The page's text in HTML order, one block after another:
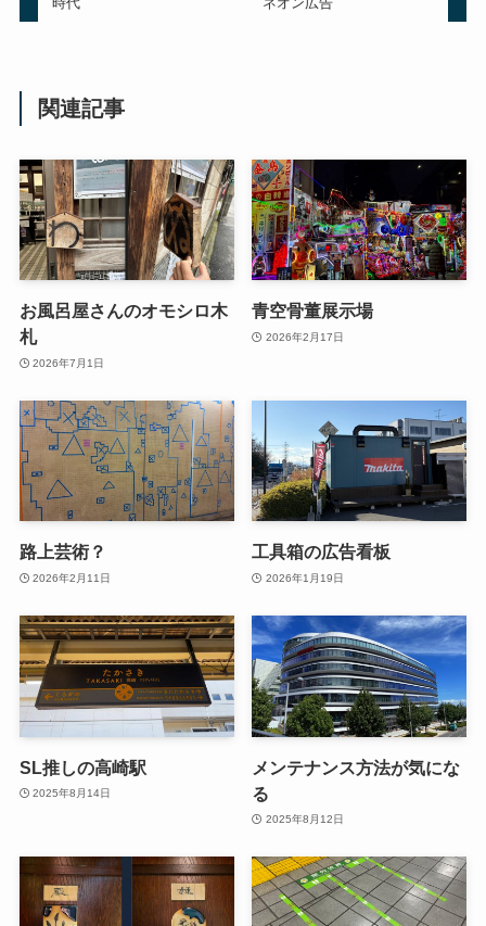
関連記事
お風呂屋さんのオモシロ木
札
2026年7月1日
青空骨董展示場
2026年2月17日
路上芸術？
2026年2月11日
工具箱の広告看板
2026年1月19日
SL推しの高崎駅
2025年8月14日
メンテナンス方法が気にな
る
2025年8月12日